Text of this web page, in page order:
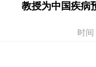
教授为中国疾病
时间